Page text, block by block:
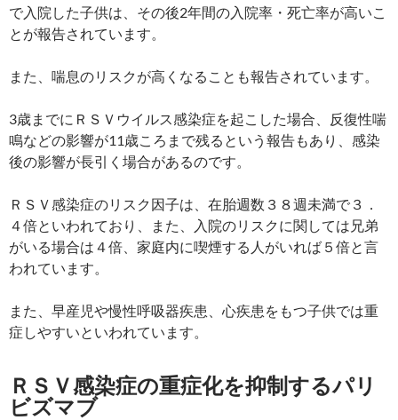
で入院した子供は、その後2年間の入院率・死亡率が高いこ
とが報告されています。
また、喘息のリスクが高くなることも報告されています。
3歳までにＲＳＶウイルス感染症を起こした場合、反復性喘
鳴などの影響が11歳ころまで残るという報告もあり、感染
後の影響が長引く場合があるのです。
ＲＳＶ感染症のリスク因子は、在胎週数３８週未満で３．
４倍といわれており、また、入院のリスクに関しては兄弟
がいる場合は４倍、家庭内に喫煙する人がいれば５倍と言
われています。
また、早産児や慢性呼吸器疾患、心疾患をもつ子供では重
症しやすいといわれています。
ＲＳＶ感染症の重症化を抑制するパリ
ビズマブ